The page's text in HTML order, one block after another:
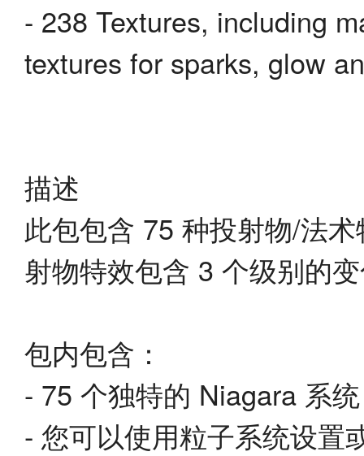
- 238 Textures, including
textures for sparks, glow
描述
此包包含 75 种投射物/法
射物特效包含 3 个级别的
包内包含：
- 75 个独特的 Niagara 系统
- 您可以使用粒子系统设置